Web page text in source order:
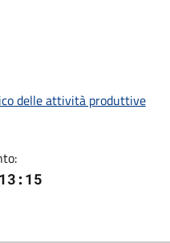
delle attività produttive